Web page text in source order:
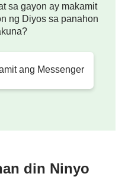
Bukod Doon sa
sa gayon ay makamit
ng Diyos sa panahon
ang Messenger
din Ninyo